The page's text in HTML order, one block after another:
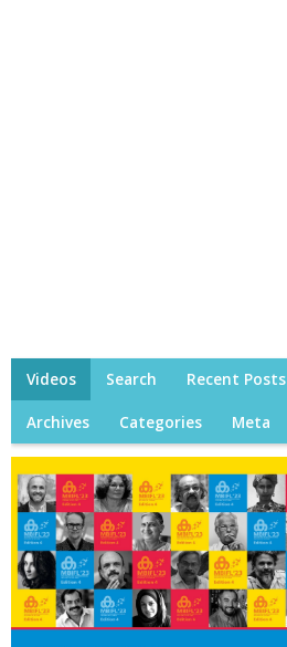
Videos Search Recent Posts
Archives Categories Meta